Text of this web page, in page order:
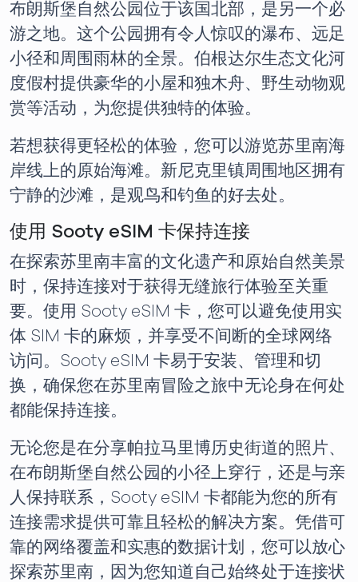
布朗斯堡自然公园位于该国北部，是另一个必
游之地。这个公园拥有令人惊叹的瀑布、远足
小径和周围雨林的全景。伯根达尔生态文化河
度假村提供豪华的小屋和独木舟、野生动物观
赏等活动，为您提供独特的体验。
若想获得更轻松的体验，您可以游览苏里南海
岸线上的原始海滩。新尼克里镇周围地区拥有
宁静的沙滩，是观鸟和钓鱼的好去处。
使用 Sooty eSIM 卡保持连接
在探索苏里南丰富的文化遗产和原始自然美景
时，保持连接对于获得无缝旅行体验至关重
要。使用 Sooty eSIM 卡，您可以避免使用实
体 SIM 卡的麻烦，并享受不间断的全球网络
访问。Sooty eSIM 卡易于安装、管理和切
换，确保您在苏里南冒险之旅中无论身在何处
都能保持连接。
无论您是在分享帕拉马里博历史街道的照片、
在布朗斯堡自然公园的小径上穿行，还是与亲
人保持联系，Sooty eSIM 卡都能为您的所有
连接需求提供可靠且轻松的解决方案。凭借可
靠的网络覆盖和实惠的数据计划，您可以放心
探索苏里南，因为您知道自己始终处于连接状